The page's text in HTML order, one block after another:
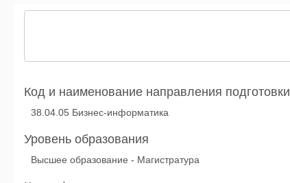
Код и наименование направления подготовки
38.04.05 Бизнес-информатика
Уровень образования
Высшее образование - Магистратура